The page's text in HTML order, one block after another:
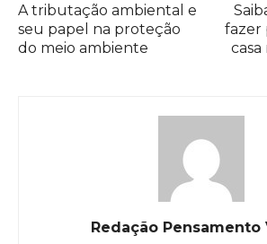
A tributação ambiental e
seu papel na proteção
do meio ambiente
fazer
casa
Redação Pensamento